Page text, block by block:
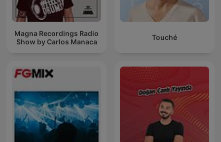
Magna Recordings Radio
Show by Carlos Manaca
Touché